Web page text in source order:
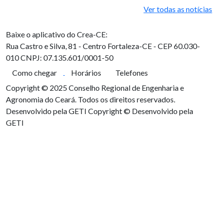
Ver todas as notícias
Baixe o aplicativo do Crea-CE:
Rua Castro e Silva, 81 - Centro Fortaleza-CE - CEP 60.030-
010CNPJ: 07.135.601/0001-50
Como chegar
Horários
Telefones
Copyright © 2025 Conselho Regional de Engenharia e
Agronomia do Ceará. Todos os direitos reservados.
Desenvolvido pela GETI Copyright © Desenvolvido pela
GETI